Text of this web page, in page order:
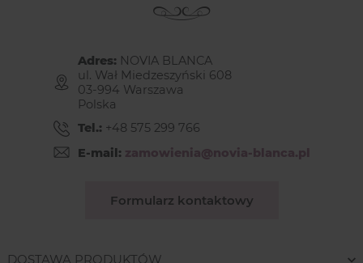
Adres: NOVIA BLANCA
ul. Wał Miedzeszyński 608
03-994 Warszawa
Polska
Tel.: +48 575 299 766
E-mail: zamowienia@novia-blanca.pl
Formularz kontaktowy
DOSTAWA PRODUKTÓW